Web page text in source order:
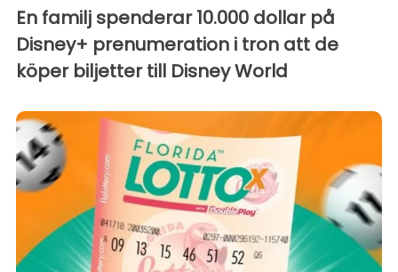
En familj spenderar 10.000 dollar på
Disney+ prenumeration i tron att de
köper biljetter till Disney World